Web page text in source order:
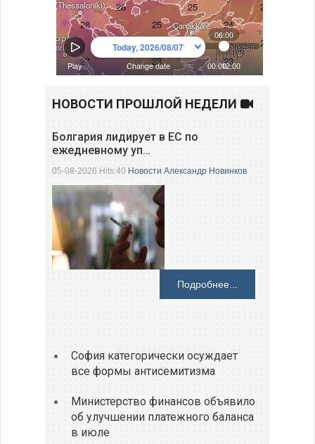
НОВОСТИ ПРОШЛОЙ НЕДЕЛИ
Болгария лидирует в ЕС по
ежедневному уп…
05-08-2026 Hits:40Новости Александр Новинков
Подробнее...
София категорически осуждает
все формы антисемитизма
Министерство финансов объявило
об улучшении платежного баланса
в июле